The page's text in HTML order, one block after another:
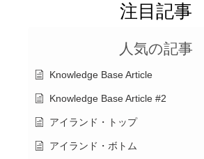
注目記事
人気の記事
Knowledge Base Article
Knowledge Base Article #2
アイランド・トップ
アイランド・ボトム